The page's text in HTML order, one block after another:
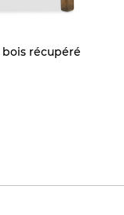
récupéré